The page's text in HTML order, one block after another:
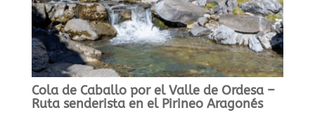
Cola de Caballo por el Valle de Ordesa –
Ruta senderista en el Pirineo Aragonés